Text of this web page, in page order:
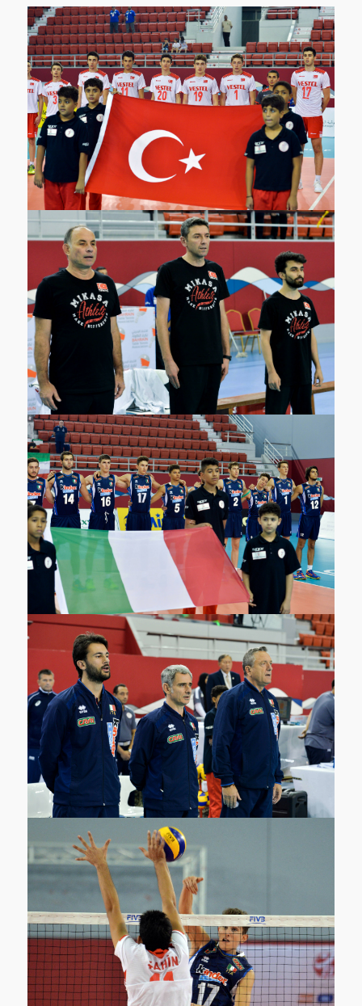
Turu’nda mücadele eder. 8’li Final Turu’nda galip
gelen takımlar çeyrek finale kalır, mağlup olan
takımlar ise 9/16 Turu’nda mücadele eder. Çeyrek
finalde galip gelen takımlar yarı finale yükselirken,
mağlup olan takımlar 5/8 Turu’nda mücadele eder.
Yarı finalde galip gelen takımlar altın madalya, mağlup
olan takımlar ise bronz madalya karşılaşması oynar.